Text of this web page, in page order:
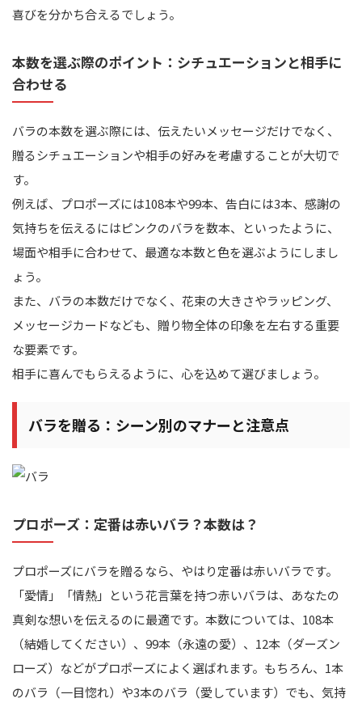
喜びを分かち合えるでしょう。
本数を選ぶ際のポイント：シチュエーションと相手に
合わせる
バラの本数を選ぶ際には、伝えたいメッセージだけでなく、
贈るシチュエーションや相手の好みを考慮することが大切で
す。
例えば、プロポーズには108本や99本、告白には3本、感謝の
気持ちを伝えるにはピンクのバラを数本、といったように、
場面や相手に合わせて、最適な本数と色を選ぶようにしまし
ょう。
また、バラの本数だけでなく、花束の大きさやラッピング、
メッセージカードなども、贈り物全体の印象を左右する重要
な要素です。
相手に喜んでもらえるように、心を込めて選びましょう。
バラを贈る：シーン別のマナーと注意点
プロポーズ：定番は赤いバラ？本数は？
プロポーズにバラを贈るなら、やはり定番は赤いバラです。
「愛情」「情熱」という花言葉を持つ赤いバラは、あなたの
真剣な想いを伝えるのに最適です。本数については、108本
（結婚してください）、99本（永遠の愛）、12本（ダーズン
ローズ）などがプロポーズによく選ばれます。もちろん、1本
のバラ（一目惚れ）や3本のバラ（愛しています）でも、気持